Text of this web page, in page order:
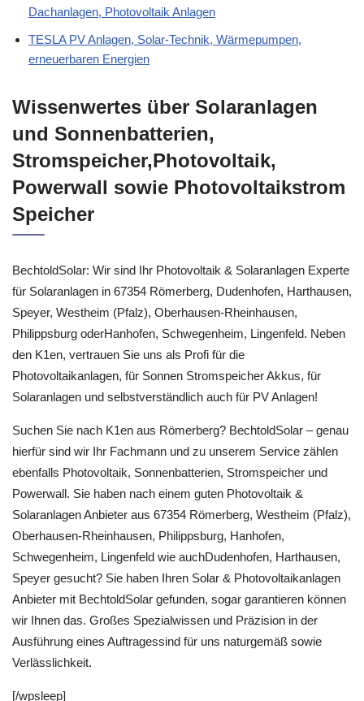
Dachanlagen, Photovoltaik Anlagen
TESLA PV Anlagen, Solar-Technik, Wärmepumpen,
erneuerbaren Energien
Wissenwertes über Solaranlagen
und Sonnenbatterien,
Stromspeicher,Photovoltaik,
Powerwall sowie Photovoltaikstrom
Speicher
BechtoldSolar: Wir sind Ihr Photovoltaik & Solaranlagen Experte
für Solaranlagen in 67354 Römerberg, Dudenhofen, Harthausen,
Speyer, Westheim (Pfalz), Oberhausen-Rheinhausen,
Philippsburg oderHanhofen, Schwegenheim, Lingenfeld. Neben
den K1en, vertrauen Sie uns als Profi für die
Photovoltaikanlagen, für Sonnen Stromspeicher Akkus, für
Solaranlagen und selbstverständlich auch für PV Anlagen!
Suchen Sie nach K1en aus Römerberg? BechtoldSolar – genau
hierfür sind wir Ihr Fachmann und zu unserem Service zählen
ebenfalls Photovoltaik, Sonnenbatterien, Stromspeicher und
Powerwall. Sie haben nach einem guten Photovoltaik &
Solaranlagen Anbieter aus 67354 Römerberg, Westheim (Pfalz),
Oberhausen-Rheinhausen, Philippsburg, Hanhofen,
Schwegenheim, Lingenfeld wie auchDudenhofen, Harthausen,
Speyer gesucht? Sie haben Ihren Solar & Photovoltaikanlagen
Anbieter mit BechtoldSolar gefunden, sogar garantieren können
wir Ihnen das. Großes Spezialwissen und Präzision in der
Ausführung eines Auftragessind für uns naturgemäß sowie
Verlässlichkeit.
[/wpsleep]